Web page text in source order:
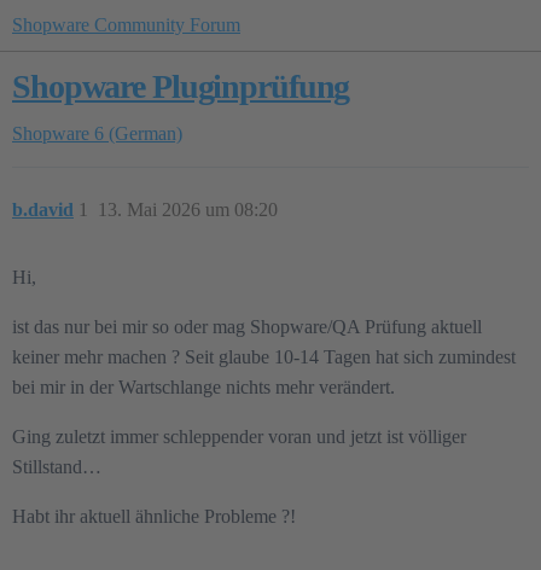
Shopware Community Forum
Shopware Pluginprüfung
Shopware 6 (German)
b.david 13. Mai 2026 um 08:20
1
Hi,
ist das nur bei mir so oder mag Shopware/QA Prüfung aktuell
keiner mehr machen ? Seit glaube 10-14 Tagen hat sich zumindest
bei mir in der Wartschlange nichts mehr verändert.
Ging zuletzt immer schleppender voran und jetzt ist völliger
Stillstand…
Habt ihr aktuell ähnliche Probleme ?!